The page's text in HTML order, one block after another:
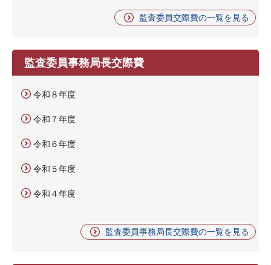
監査委員交際費の一覧を見る
監査委員事務局長交際費
令和８年度
令和７年度
令和６年度
令和５年度
令和４年度
監査委員事務局長交際費の一覧を見る